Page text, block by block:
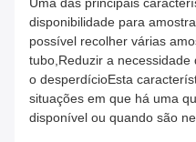
Uma das principais
disponibilidade para
possível recolher várias
tubo,Reduzir a
o desperdícioEsta
situações em que há uma
disponível ou quando são